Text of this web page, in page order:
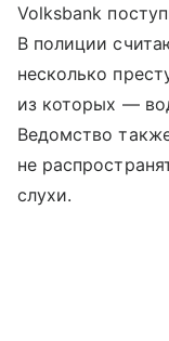
Volksbank
В полиции
несколько
из которых —
Ведомство
не
слухи.